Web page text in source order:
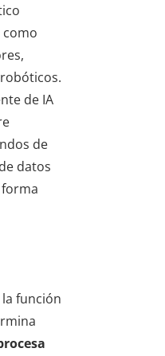
como
de IA
de
datos
función